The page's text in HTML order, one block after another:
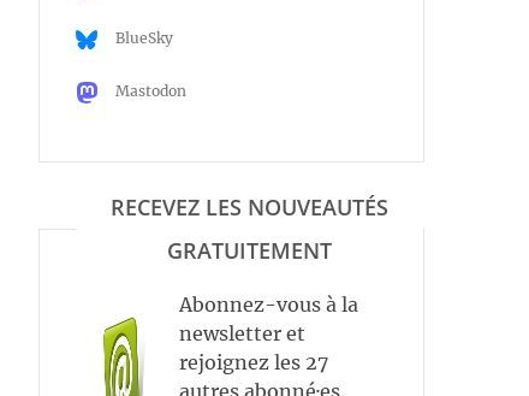
BlueSky
Mastodon
RECEVEZ LES NOUVEAUTÉS
GRATUITEMENT
Abonnez-vous à la
newsletter et
rejoignez les 27
autres abonné·es.